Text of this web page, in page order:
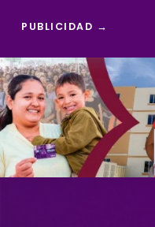
PUBLICIDAD →
Reproductor
de
vídeo